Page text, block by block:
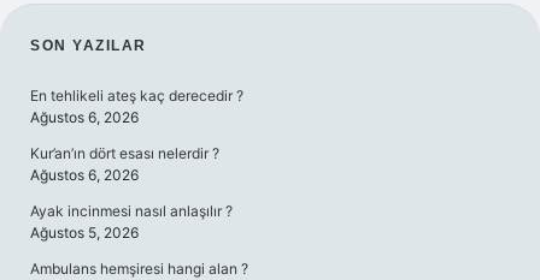
SIDEBAR
SON YAZILAR
En tehlikeli ateş kaç derecedir ?
Ağustos 6, 2026
Kur’an’ın dört esası nelerdir ?
Ağustos 6, 2026
Ayak incinmesi nasıl anlaşılır ?
Ağustos 5, 2026
Ambulans hemşiresi hangi alan ?